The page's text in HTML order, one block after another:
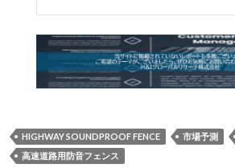
HIGHWAY SOUNDPROOF FENCE 市場予測
高速道路用防音フェンス